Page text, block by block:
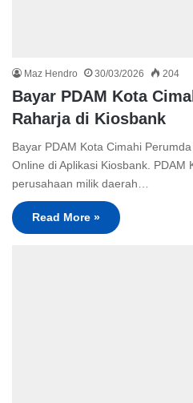
Maz Hendro 30/03/2026 204
Bayar PDAM Kota
Raharja di Kiosbank
Bayar PDAM Kota Cimahi
Online di Aplikasi Kiosbank. PDAM
perusahaan milik daerah…
Read More »